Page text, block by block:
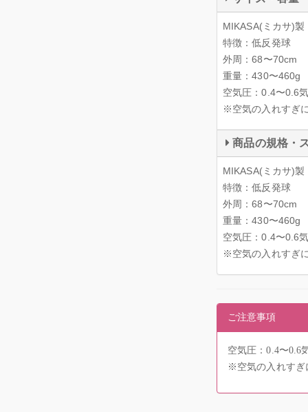
MIKASA(ミカサ)
特徴：低反発球
外周：68〜70cm
重量：430〜460g
空気圧：0.4〜0.6
※空気の入れすぎ
商品の規格・
MIKASA(ミカサ)
特徴：低反発球
外周：68〜70cm
重量：430〜460g
空気圧：0.4〜0.6
※空気の入れすぎ
ご注意事項
空気圧：0.4〜0.6
※空気の入れすぎ